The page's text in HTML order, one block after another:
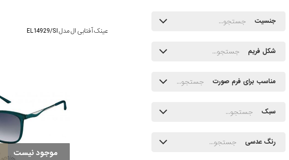
عینک آفتابی ال مدل EL14929/SI
موجود نیست
جنسیت
شکل فریم
مناسب برای فرم صورت
سبک
رنگ عدسی